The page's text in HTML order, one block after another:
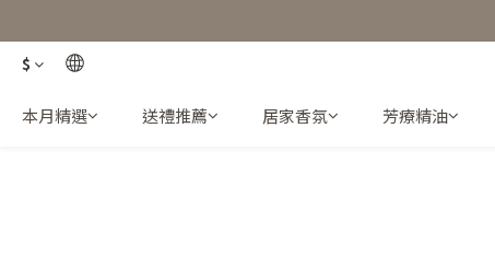
$
本月精選 送禮推薦 居家香氛 芳療精油